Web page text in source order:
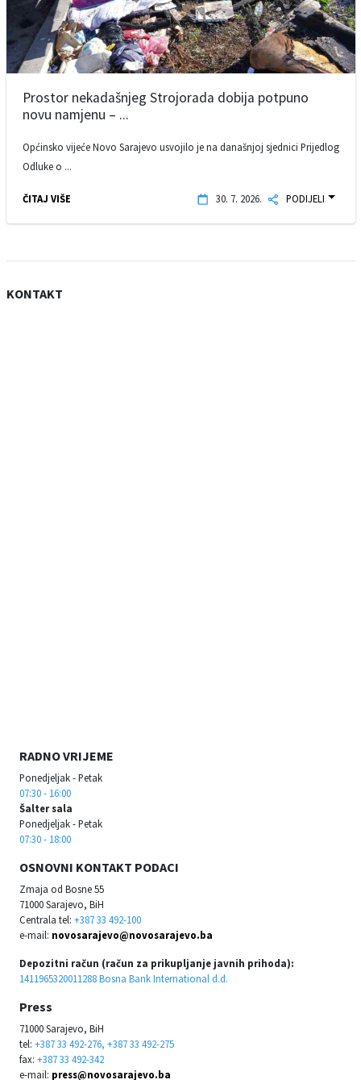
Prostor nekadašnjeg Strojorada dobija potpuno
novu namjenu – ...
Općinsko vijeće Novo Sarajevo usvojilo je na današnjoj sjednici Prijedlog
Odluke o ...
ČITAJ VIŠE 30. 7. 2026. PODIJELI
KONTAKT
RADNO VRIJEME
Ponedjeljak - Petak
07:30 - 16:00
Šalter sala
Ponedjeljak - Petak
07:30 - 18:00
OSNOVNI KONTAKT PODACI
Zmaja od Bosne 55
71000 Sarajevo, BiH
Centrala tel: +387 33 492-100
e-mail: novosarajevo@novosarajevo.ba
Depozitni račun (račun za prikupljanje javnih prihoda):
1411965320011288 Bosna Bank International d.d.
Press
71000 Sarajevo, BiH
tel: +387 33 492-276, +387 33 492-275
fax: +387 33 492-342
e-mail: press@novosarajevo.ba